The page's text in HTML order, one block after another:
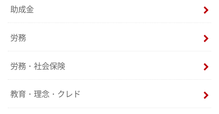
助成金
労務
労務・社会保険
教育・理念・クレド